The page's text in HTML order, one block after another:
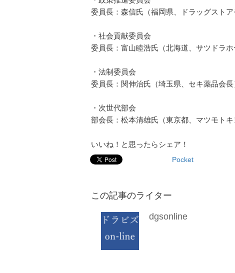
委員長：森信氏（福岡県、ドラッグストア
・社会貢献委員会
委員長：富山睦浩氏（北海道、サツドラホ
・法制委員会
委員長：関伸治氏（埼玉県、セキ薬品会長
・次世代部会
部会長：松本清雄氏（東京都、マツモトキ
いいね！と思ったらシェア！
Pocket
この記事のライター
dgsonline